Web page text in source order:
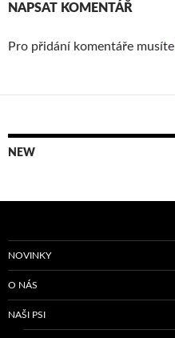
NAPSAT KOMENTÁŘ
Pro přidání komentáře musíte
NEW
NOVINKY
O NÁS
NAŠI PSI